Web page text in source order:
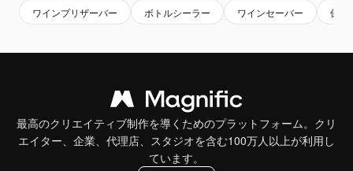
ワインプリザーバー ボトルシーラー ワインセーバー 保存
最高のクリエイティブ制作を導くためのプラットフォーム。クリ
エイター、企業、代理店、スタジオを含む100万人以上が利用し
ています。